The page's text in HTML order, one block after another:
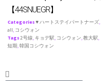
【44SNUEGR】
Categories♥ ハートステイパートナーズ,
all, コシウォン
Tags2号線, キョデ駅, コシウォン,教大駅,
短期,韓国コシウォン